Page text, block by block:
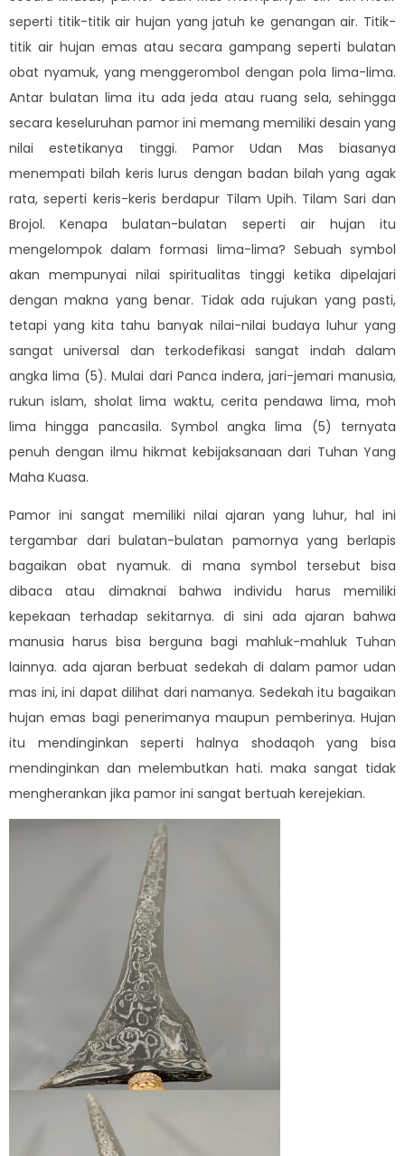
seperti titik-titik air hujan yang jatuh ke genangan air. Titik-
titik air hujan emas atau secara gampang seperti bulatan
obat nyamuk, yang menggerombol dengan pola lima-lima.
Antar bulatan lima itu ada jeda atau ruang sela, sehingga
secara keseluruhan pamor ini memang memiliki desain yang
nilai estetikanya tinggi. Pamor Udan Mas biasanya
menempati bilah keris lurus dengan badan bilah yang agak
rata, seperti keris-keris berdapur Tilam Upih. Tilam Sari dan
Brojol. Kenapa bulatan-bulatan seperti air hujan itu
mengelompok dalam formasi lima-lima? Sebuah symbol
akan mempunyai nilai spiritualitas tinggi ketika dipelajari
dengan makna yang benar. Tidak ada rujukan yang pasti,
tetapi yang kita tahu banyak nilai-nilai budaya luhur yang
sangat universal dan terkodefikasi sangat indah dalam
angka lima (5). Mulai dari Panca indera, jari-jemari manusia,
rukun islam, sholat lima waktu, cerita pendawa lima, moh
lima hingga pancasila. Symbol angka lima (5) ternyata
penuh dengan ilmu hikmat kebijaksanaan dari Tuhan Yang
Maha Kuasa.
Pamor ini sangat memiliki nilai ajaran yang luhur, hal ini
tergambar dari bulatan-bulatan pamornya yang berlapis
bagaikan obat nyamuk. di mana symbol tersebut bisa
dibaca atau dimaknai bahwa individu harus memiliki
kepekaan terhadap sekitarnya. di sini ada ajaran bahwa
manusia harus bisa berguna bagi mahluk-mahluk Tuhan
lainnya. ada ajaran berbuat sedekah di dalam pamor udan
mas ini, ini dapat dilihat dari namanya. Sedekah itu bagaikan
hujan emas bagi penerimanya maupun pemberinya. Hujan
itu mendinginkan seperti halnya shodaqoh yang bisa
mendinginkan dan melembutkan hati. maka sangat tidak
mengherankan jika pamor ini sangat bertuah kerejekian.